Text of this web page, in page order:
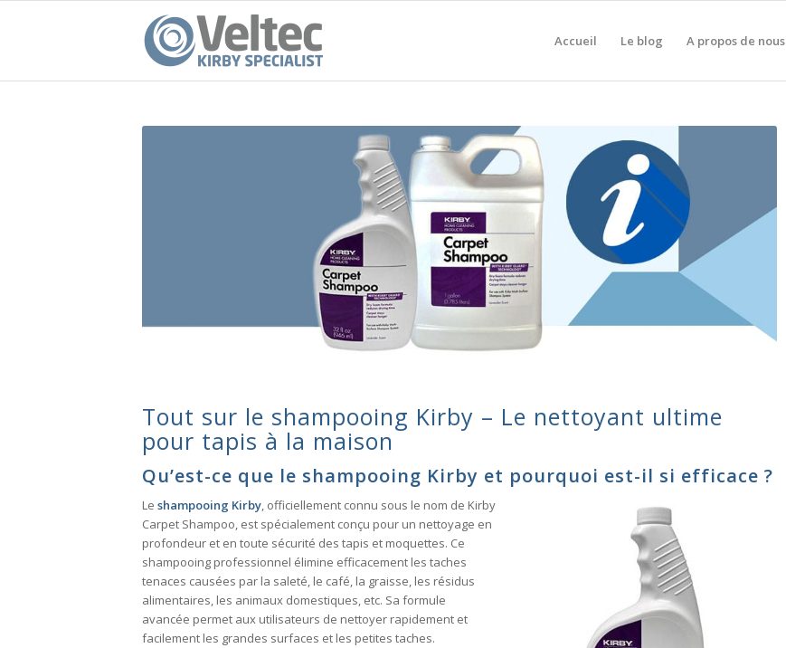
Accueil Le blog A propos de nous
Tout sur le shampooing Kirby – Le nettoyant ultime
pour tapis à la maison
Qu’est-ce que le shampooing Kirby et pourquoi est-il si efficace ?
Le shampooing Kirby, officiellement connu sous le nom de Kirby
Carpet Shampoo, est spécialement conçu pour un nettoyage en
profondeur et en toute sécurité des tapis et moquettes. Ce
shampooing professionnel élimine efficacement les taches
tenaces causées par la saleté, le café, la graisse, les résidus
alimentaires, les animaux domestiques, etc. Sa formule
avancée permet aux utilisateurs de nettoyer rapidement et
facilement les grandes surfaces et les petites taches.